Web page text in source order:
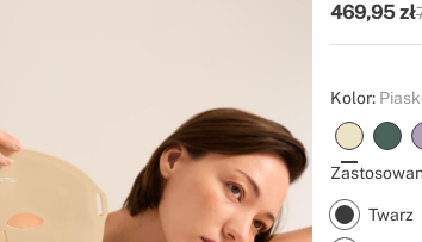
469,95 zł
Kolor:
Twarz